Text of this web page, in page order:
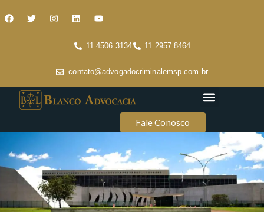
11 4506 3134 11 2957 8464
contato@advogadocriminalemsp.com.br
Fale Conosco